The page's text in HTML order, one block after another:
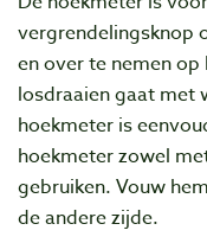
vergrendelingsknop
en over te nemen
losdraaien gaat met
hoekmeter is
hoekmeter zowel
gebruiken. Vouw
de andere zijde.